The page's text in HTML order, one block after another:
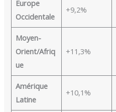
Europe
Occidentale
+9,2%
Moyen-
Orient/Afriq
ue
+11,3%
Amérique
Latine
+10,1%